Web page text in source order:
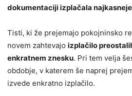
dokumentaciji izplačala
Tisti, ki že prejemajo pokojninsko
novem zahtevajo izplačilo
enkratnem znesku. Pri tem velja
obdobje, v katerem še naprej
izvede enkratno izplačilo.